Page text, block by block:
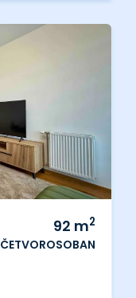
92 m2
ČETVOROSOBAN